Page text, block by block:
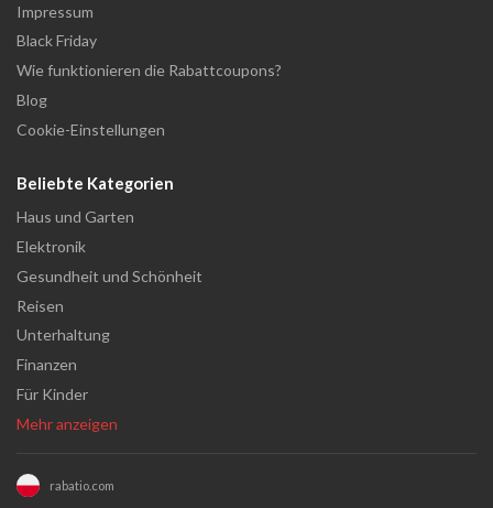
Impressum
Black Friday
Wie funktionieren die Rabattcoupons?
Blog
Cookie-Einstellungen
Beliebte Kategorien
Haus und Garten
Elektronik
Gesundheit und Schönheit
Reisen
Unterhaltung
Finanzen
Für Kinder
Mehr anzeigen
rabatio.com